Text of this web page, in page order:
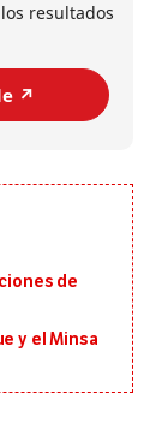
resultados
↗️
de
y el Minsa